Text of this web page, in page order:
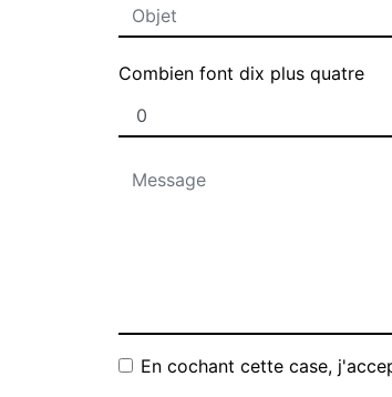
Combien font dix plus quatre
En cochant cette case,